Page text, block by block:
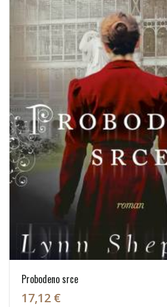
Probodeno srce
17,12 €